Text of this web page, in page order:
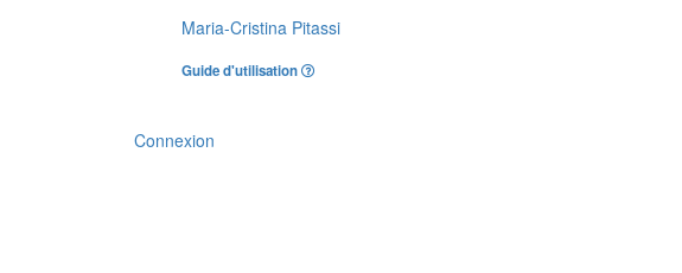
Maria-Cristina Pitassi
Guide d'utilisation
Connexion